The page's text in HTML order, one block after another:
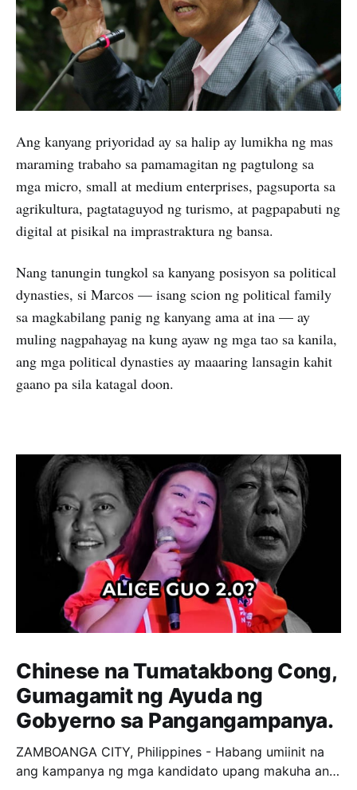
Ang kanyang priyoridad ay sa halip ay lumikha ng mas
maraming trabaho sa pamamagitan ng pagtulong sa
mga micro, small at medium enterprises, pagsuporta sa
agrikultura, pagtataguyod ng turismo, at pagpapabuti ng
digital at pisikal na imprastraktura ng bansa.
Nang tanungin tungkol sa kanyang posisyon sa political
dynasties, si Marcos — isang scion ng political family
sa magkabilang panig ng kanyang ama at ina — ay
muling nagpahayag na kung ayaw ng mga tao sa kanila,
ang mga political dynasties ay maaaring lansagin kahit
gaano pa sila katagal doon.
Chinese na Tumatakbong Cong,
Gumagamit ng Ayuda ng
Gobyerno sa Pangangampanya.
ZAMBOANGA CITY, Philippines - Habang umiinit na
ang kampanya ng mga kandidato upang makuha ang